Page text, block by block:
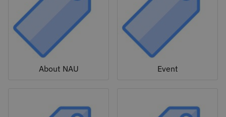
About NAU Event